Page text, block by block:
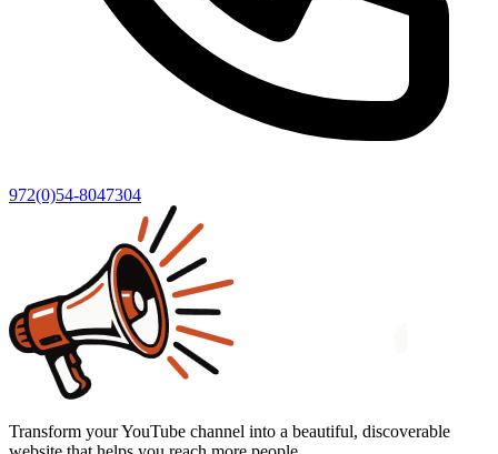
972(0)54-8047304
Transform your YouTube channel into a beautiful, discoverable